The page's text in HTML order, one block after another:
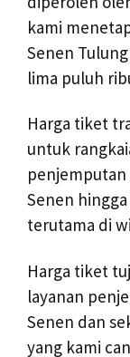
kami
Senen
lima puluh
Harga tiket
untuk
penjemputan
Senen
terutama di
Harga tiket
layanan
Senen dan
yang kami